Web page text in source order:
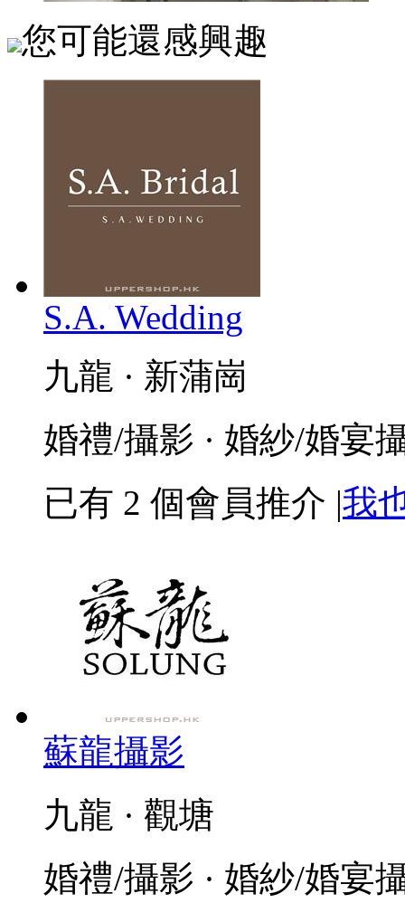
您可能還感興趣
S.A. Wedding
九龍 · 新蒲崗
婚禮/攝影 · 婚紗/婚宴
已有 2 個會員推介 |我
蘇龍攝影
九龍 · 觀塘
婚禮/攝影 · 婚紗/婚宴